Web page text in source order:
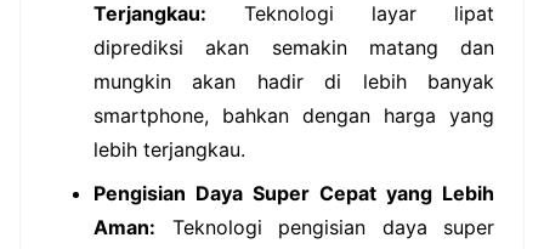
Terjangkau: Teknologi layar lipat
diprediksi akan semakin matang dan
mungkin akan hadir di lebih banyak
smartphone, bahkan dengan harga yang
lebih terjangkau.
Pengisian Daya Super Cepat yang Lebih
Aman: Teknologi pengisian daya super